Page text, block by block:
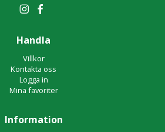
Handla
Villkor
Kontakta oss
Logga in
Mina favoriter
Information